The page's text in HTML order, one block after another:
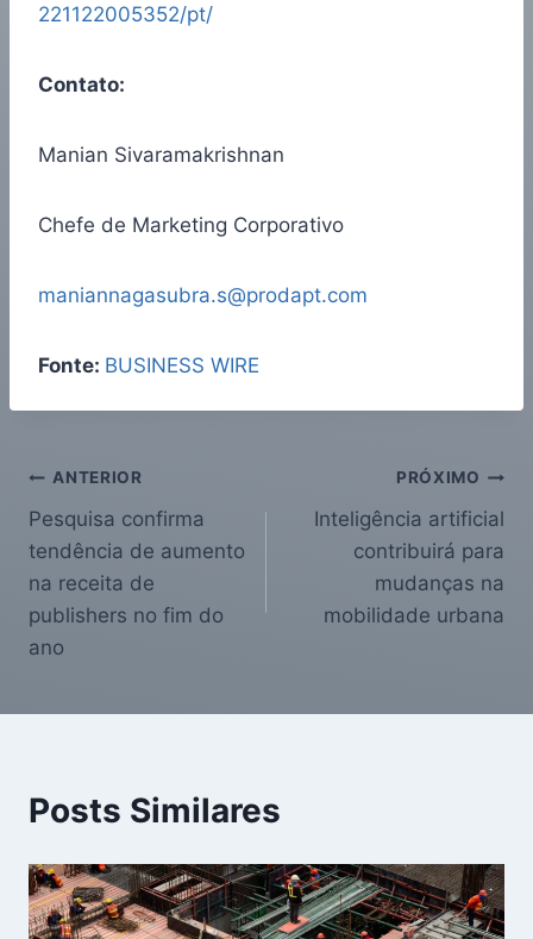
221122005352/pt/
Contato:
Manian Sivaramakrishnan
Chefe de Marketing Corporativo
maniannagasubra.s@prodapt.com
Fonte: BUSINESS WIRE
ANTERIOR
Pesquisa confirma
tendência de aumento
na receita de
publishers no fim do
ano
PRÓXIMO
Inteligência artificial
contribuirá para
mudanças na
mobilidade urbana
Posts Similares